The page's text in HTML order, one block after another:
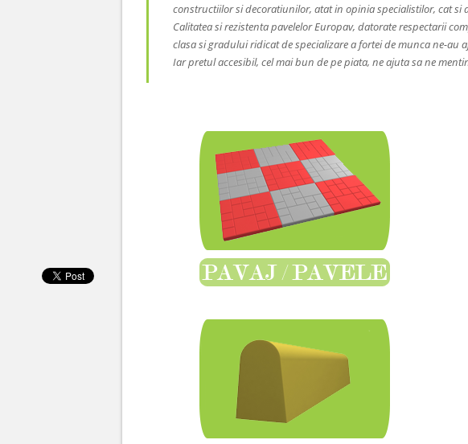
constructiilor si decoratiunilor, atat in opinia specialistilor, cat si
Calitatea si rezistenta pavelelor Europav, datorate respectarii
clasa si gradului ridicat de specializare a fortei de munca ne-au
Iar pretul accesibil, cel mai bun de pe piata, ne ajuta sa ne